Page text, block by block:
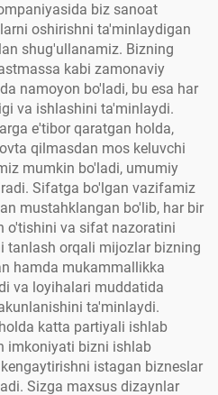
biz sanoat
oshirishni ta'minlaydigan
shug'ullanamiz. Bizning
kabi zamonaviy
namoyon bo'ladi, bu esa har
va ishlashini ta'minlaydi.
e'tibor qaratgan holda,
qilmasdan mos keluvchi
mumkin bo'ladi, umumiy
Sifatga bo'lgan vazifamiz
mustahklangan bo'lib, har bir
o'tishini va sifat nazoratini
tanlash orqali mijozlar bizning
hamda mukammallikka
va loyihalari muddatida
ta'minlaydi.
katta partiyali ishlab
imkoniyati bizni ishlab
istagan bizneslar
Sizga maxsus dizaynlar